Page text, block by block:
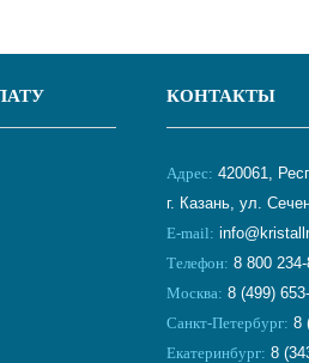
КОНТАКТЫ
Адрес: 420061,
г. Казань, ул.
E-mail:
Телефон: 8 800
Москва: 8 (499)
Санкт-Петербург: 8
Екатеринбург: 8